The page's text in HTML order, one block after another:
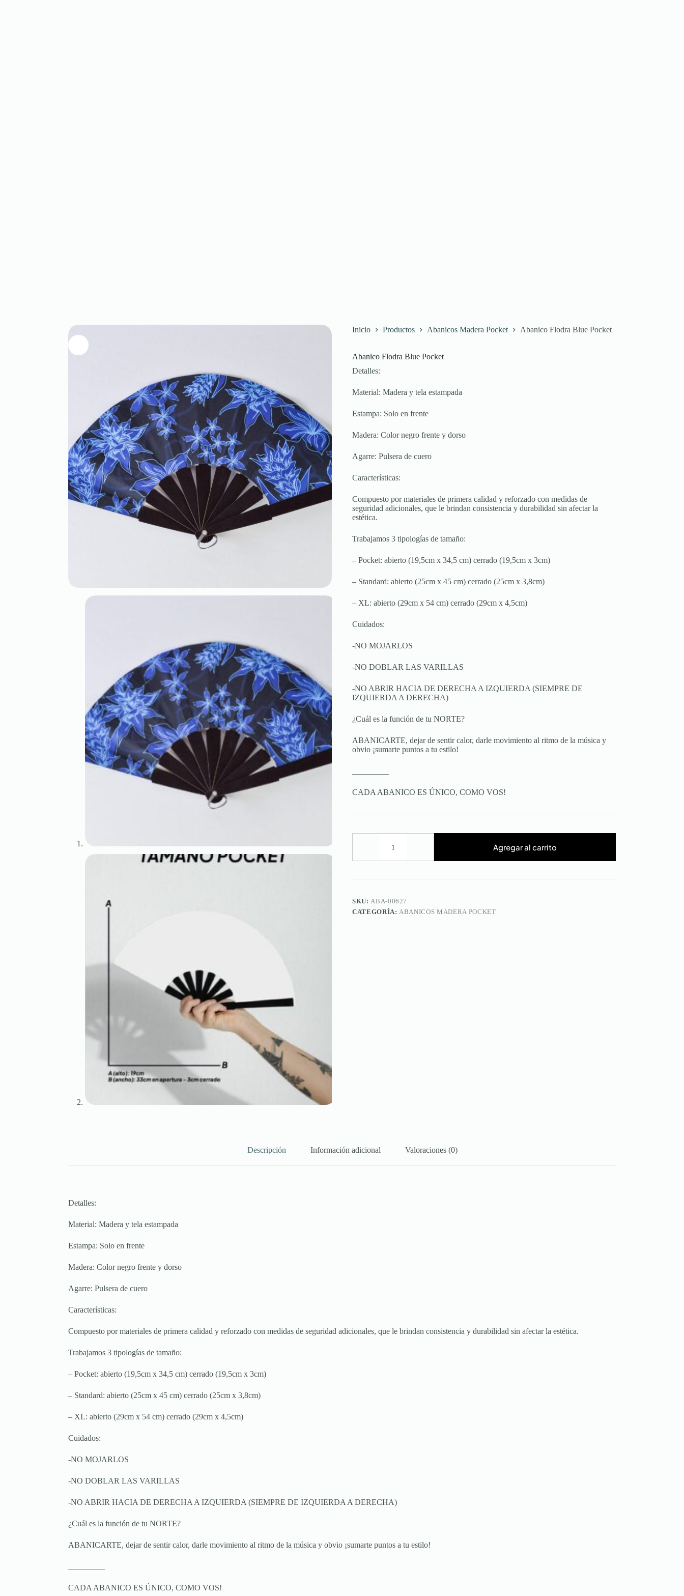
Inicio Productos Abanicos Madera Pocket Abanico Flodra Blue Pocket
Abanico Flodra Blue Pocket
Detalles:
Material: Madera y tela estampada
Estampa: Solo en frente
Madera: Color negro frente y dorso
Agarre: Pulsera de cuero
Características:
Compuesto por materiales de primera calidad y reforzado con medidas de
seguridad adicionales, que le brindan consistencia y durabilidad sin afectar la
estética.
Trabajamos 3 tipologías de tamaño:
– Pocket: abierto (19,5cm x 34,5 cm) cerrado (19,5cm x 3cm)
– Standard: abierto (25cm x 45 cm) cerrado (25cm x 3,8cm)
– XL: abierto (29cm x 54 cm) cerrado (29cm x 4,5cm)
Cuidados:
-NO MOJARLOS
-NO DOBLAR LAS VARILLAS
-NO ABRIR HACIA DE DERECHA A IZQUIERDA (SIEMPRE DE
IZQUIERDA A DERECHA)
¿Cuál es la función de tu NORTE?
ABANICARTE, dejar de sentir calor, darle movimiento al ritmo de la música y
obvio ¡sumarte puntos a tu estilo!
CADA ABANICO ES ÚNICO, COMO VOS!
Abanico
Flodra
Agregar al carrito
SKU:ABA-00627
CATEGORÍA:ABANICOS MADERA POCKET
Descripción Información adicional Valoraciones (0)
Detalles:
Material: Madera y tela estampada
Estampa: Solo en frente
Madera: Color negro frente y dorso
Agarre: Pulsera de cuero
Características:
Compuesto por materiales de primera calidad y reforzado con medidas de seguridad adicionales, que le brindan consistencia y durabilidad sin afectar la estética.
Trabajamos 3 tipologías de tamaño:
– Pocket: abierto (19,5cm x 34,5 cm) cerrado (19,5cm x 3cm)
– Standard: abierto (25cm x 45 cm) cerrado (25cm x 3,8cm)
– XL: abierto (29cm x 54 cm) cerrado (29cm x 4,5cm)
Cuidados:
-NO MOJARLOS
-NO DOBLAR LAS VARILLAS
-NO ABRIR HACIA DE DERECHA A IZQUIERDA (SIEMPRE DE IZQUIERDA A DERECHA)
¿Cuál es la función de tu NORTE?
ABANICARTE, dejar de sentir calor, darle movimiento al ritmo de la música y obvio ¡sumarte puntos a tu estilo!
CADA ABANICO ES ÚNICO, COMO VOS!